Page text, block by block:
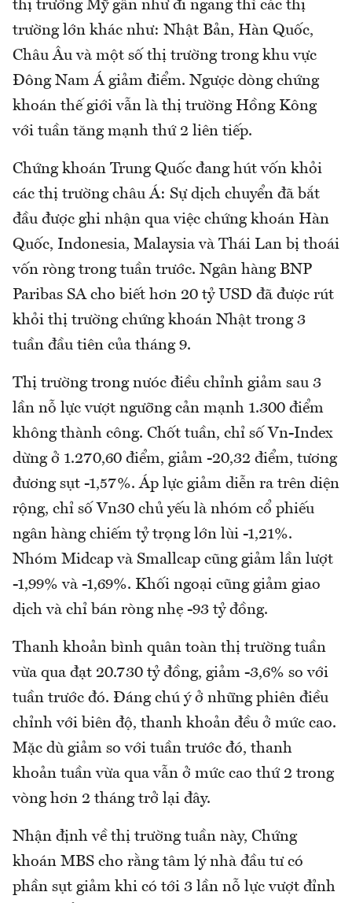
thị trường Mỹ gần như đi ngang thì các thị
trường lớn khác như: Nhật Bản, Hàn Quốc,
Châu Âu và một số thị trường trong khu vực
Đông Nam Á giảm điểm. Ngược dòng chứng
khoán thế giới vẫn là thị trường Hồng Kông
với tuần tăng mạnh thứ 2 liên tiếp.
Chứng khoán Trung Quốc đang hút vốn khỏi
các thị trường châu Á: Sự dịch chuyển đã bắt
đầu được ghi nhận qua việc chứng khoán Hàn
Quốc, Indonesia, Malaysia và Thái Lan bị thoái
vốn ròng trong tuần trước. Ngân hàng BNP
Paribas SA cho biết hơn 20 tỷ USD đã được rút
khỏi thị trường chứng khoán Nhật trong 3
tuần đầu tiên của tháng 9.
Thị trường trong nưóc điều chỉnh giảm sau 3
lần nỗ lực vượt ngưỡng cản mạnh 1.300 điểm
không thành công. Chốt tuần, chỉ số Vn-Index
dừng ở 1.270,60 điểm, giảm -20,32 điểm, tương
đương sụt -1,57%. Áp lực giảm diễn ra trên diện
rộng, chỉ số Vn30 chủ yếu là nhóm cổ phiếu
ngân hàng chiếm tỷ trọng lớn lùi -1,21%.
Nhóm Midcap và Smallcap cũng giảm lần lượt
-1,99% và -1,69%. Khối ngoại cũng giảm giao
dịch và chỉ bán ròng nhẹ -93 tỷ đồng.
Thanh khoản bình quân toàn thị trường tuần
vừa qua đạt 20.730 tỷ đồng, giảm -3,6% so với
tuần trước đó. Đáng chú ý ở những phiên điều
chỉnh với biên độ, thanh khoản đều ở mức cao.
Mặc dù giảm so với tuần trước đó, thanh
khoản tuần vừa qua vẫn ở mức cao thứ 2 trong
vòng hơn 2 tháng trở lại đây.
Nhận định về thị trường tuần này, Chứng
khoán MBS cho rằng tâm lý nhà đầu tư có
phần sụt giảm khi có tới 3 lần nỗ lực vượt đỉnh